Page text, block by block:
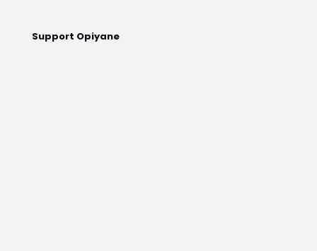
Support Opiyane